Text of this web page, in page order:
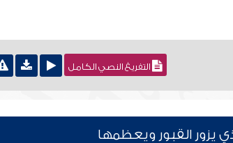
التفريغ النصي الكامل
يزور القبور ويعظمها